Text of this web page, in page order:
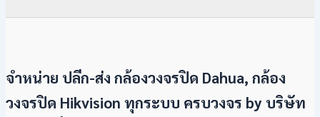
จำหน่าย ปลีก-ส่ง กล้องวงจรปิด Dahua, กล้อง
วงจรปิด Hikvision ทุกระบบ ครบวงจร by บริษัท